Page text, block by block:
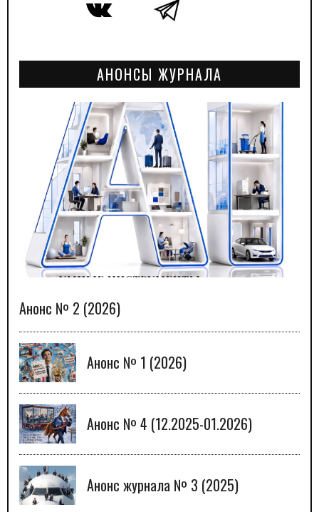
АНОНСЫ ЖУРНАЛА
Анонс № 2 (2026)
Анонс № 1 (2026)
Анонс № 4 (12.2025-01.2026)
Анонс журнала № 3 (2025)